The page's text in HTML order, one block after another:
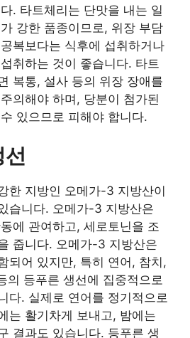
. 타트체리는 단맛을 내는 일
강한 품종이므로, 위장 부담
복보다는 식후에 섭취하거나
취하는 것이 좋습니다. 타트
복통, 설사 등의 위장 장애를
의해야 하며, 당분이 첨가된
있으므로 피해야 합니다.
한 지방인 오메가-3 지방산이
습니다. 오메가-3 지방산은
에 관여하고, 세로토닌을 조
줍니다. 오메가-3 지방산은
되어 있지만, 특히 연어, 참치,
의 등푸른 생선에 집중적으로
다. 실제로 연어를 정기적으로
는 활기차게 보내고, 밤에는
결과도 있습니다. 등푸른 생